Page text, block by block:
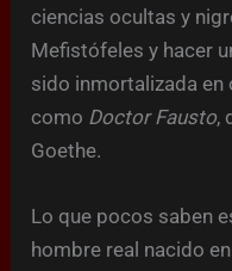
ciencias ocultas y
Mefistófeles y hacer
sido inmortalizada
como Doctor Fausto,
Goethe.
Lo que pocos saben
hombre real nacido